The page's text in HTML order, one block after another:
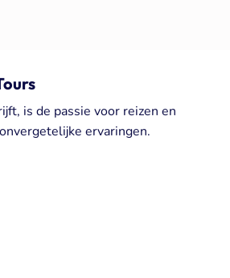
is de passie voor reizen en
ervaringen.